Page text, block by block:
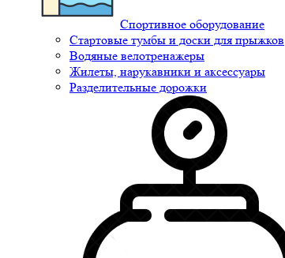
Спортивное оборудование
Стартовые тумбы и доски для прыжков
Водяные велотренажеры
Жилеты, нарукавники и аксессуары
Разделительные дорожки